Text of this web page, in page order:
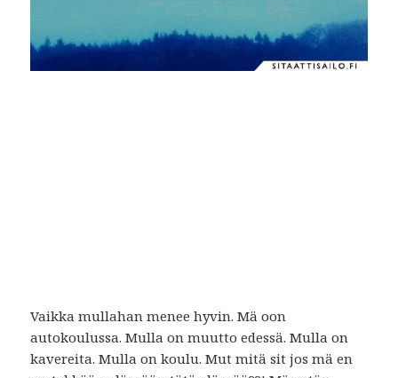
Vaikka mullahan menee hyvin. Mä oon
autokoulussa. Mulla on muutto edessä. Mulla on
kavereita. Mulla on koulu. Mut mitä sit jos mä en